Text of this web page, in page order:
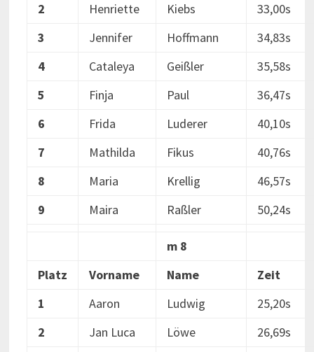
2
Henriette Kiebs
33,00s
3
Jennifer Hoffmann
34,83s
4
Cataleya Geißler
35,58s
5
Finja Paul
36,47s
6
Frida Luderer
40,10s
7
Mathilda Fikus
40,76s
8
Maria Krellig
46,57s
9
Maira Raßler 50,24s
m 8
Platz
Vorname Name
Zeit
1
Aaron Ludwig
25,20s
2
Jan Luca Löwe
26,69s